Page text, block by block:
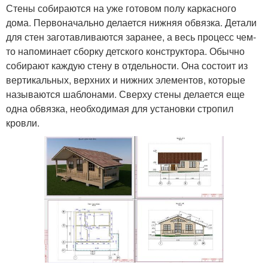
Стены собираются на уже готовом полу каркасного
дома. Первоначально делается нижняя обвязка. Детали
для стен заготавливаются заранее, а весь процесс чем-
то напоминает сборку детского конструктора. Обычно
собирают каждую стену в отдельности. Она состоит из
вертикальных, верхних и нижних элементов, которые
называются шаблонами. Сверху стены делается еще
одна обвязка, необходимая для установки стропил
кровли.